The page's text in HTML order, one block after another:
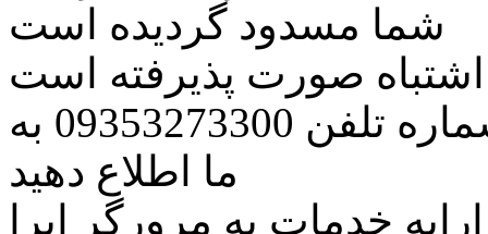
شما مسدود گردیده است
اشتباه صورت پذیرفته است
مراتب این مسئله را از طریق شماره تلفن 09353273300 به
ما اطلاع دهید
خدمات به مرورگر اپرا